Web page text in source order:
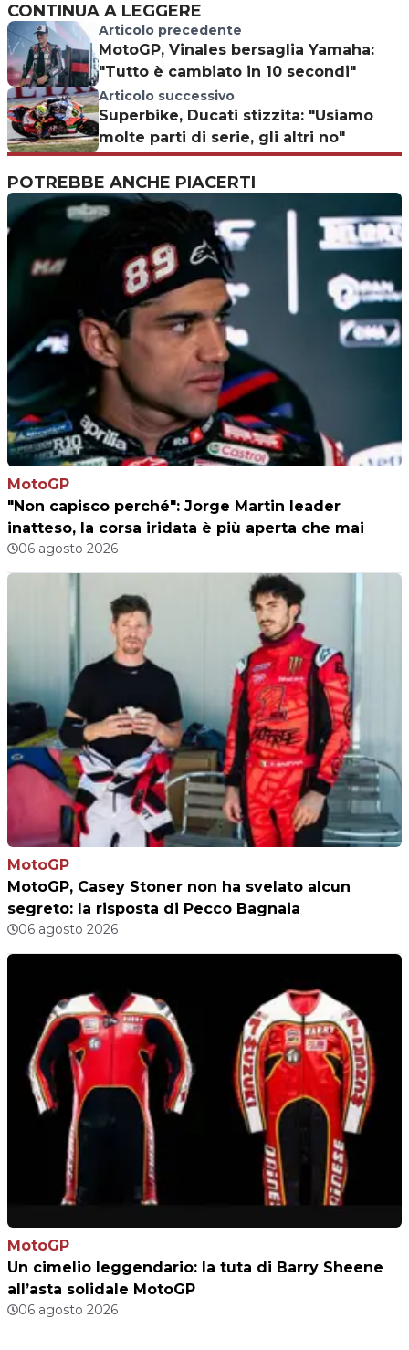
CONTINUA A LEGGERE
Articolo precedente
MotoGP, Vinales bersaglia Yamaha:
"Tutto è cambiato in 10 secondi"
Articolo successivo
Superbike, Ducati stizzita: "Usiamo
molte parti di serie, gli altri no"
POTREBBE ANCHE PIACERTI
MotoGP
"Non capisco perché": Jorge Martin leader
inatteso, la corsa iridata è più aperta che mai
06 agosto 2026
MotoGP
MotoGP, Casey Stoner non ha svelato alcun
segreto: la risposta di Pecco Bagnaia
06 agosto 2026
MotoGP
Un cimelio leggendario: la tuta di Barry Sheene
all’asta solidale MotoGP
06 agosto 2026